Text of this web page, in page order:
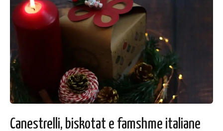
Canestrelli, biskotat e famshme italiane